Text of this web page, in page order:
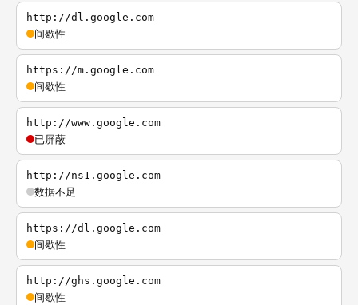
http://dl.google.com
间歇性
https://m.google.com
间歇性
http://www.google.com
已屏蔽
http://ns1.google.com
数据不足
https://dl.google.com
间歇性
http://ghs.google.com
间歇性